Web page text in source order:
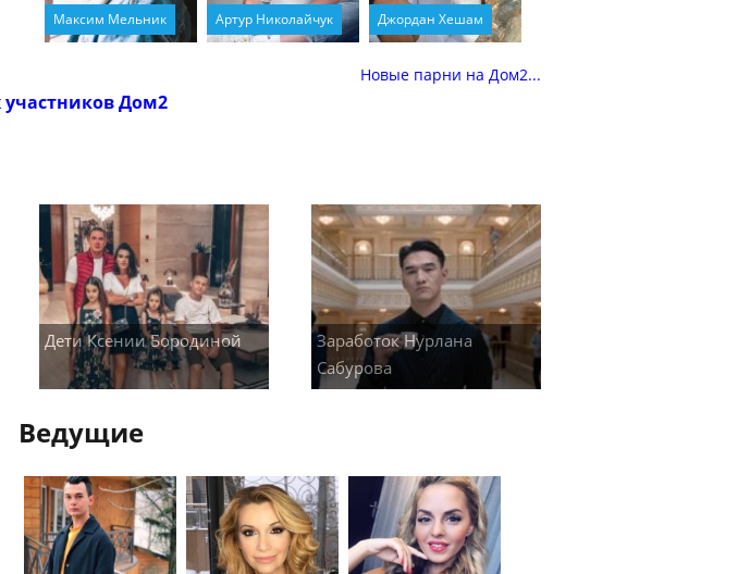
Максим Мельник Артур Николайчук Джордан Хешам
Новые парни на Дом2...
участников Дом2
Дети Ксении Бородиной
Заработок Нурлана
Сабурова
Ведущие